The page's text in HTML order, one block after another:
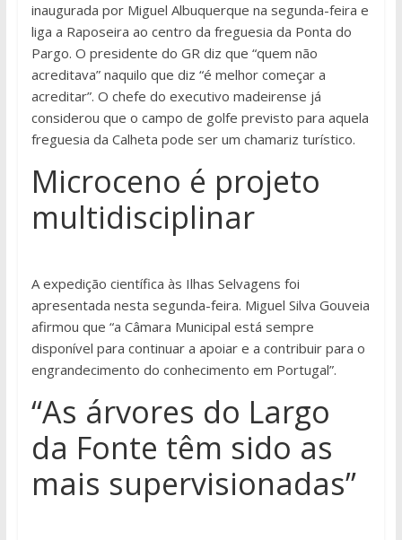
inaugurada por Miguel Albuquerque na segunda-feira e
liga a Raposeira ao centro da freguesia da Ponta do
Pargo. O presidente do GR diz que “quem não
acreditava” naquilo que diz “é melhor começar a
acreditar”. O chefe do executivo madeirense já
considerou que o campo de golfe previsto para aquela
freguesia da Calheta pode ser um chamariz turístico.
Microceno é projeto
multidisciplinar
A expedição científica às Ilhas Selvagens foi
apresentada nesta segunda-feira. Miguel Silva Gouveia
afirmou que “a Câmara Municipal está sempre
disponível para continuar a apoiar e a contribuir para o
engrandecimento do conhecimento em Portugal”.
“As árvores do Largo
da Fonte têm sido as
mais supervisionadas”